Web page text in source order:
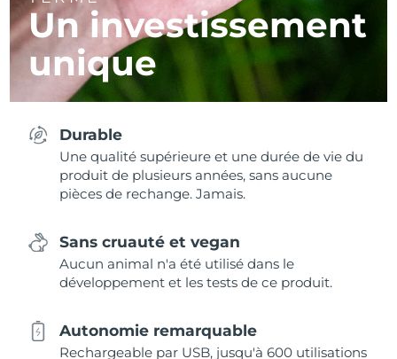
Un investissement
unique
Durable
Une qualité supérieure et une durée de vie du
produit de plusieurs années, sans aucune
pièces de rechange. Jamais.
Sans cruauté et vegan
Aucun animal n'a été utilisé dans le
développement et les tests de ce produit.
Autonomie remarquable
Rechargeable par USB, jusqu'à 600 utilisations